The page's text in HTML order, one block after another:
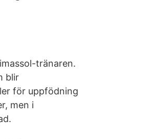
tränaren.
blir
för uppfödning
men i